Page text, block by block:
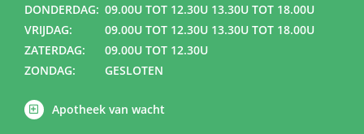
DONDERDAG: 09.00U TOT 12.30U 13.30U TOT 18.00U
VRIJDAG:
09.00U TOT 12.30U 13.30U TOT 18.00U
ZATERDAG:
09.00U TOT 12.30U
ZONDAG:
GESLOTEN
Apotheek van wacht